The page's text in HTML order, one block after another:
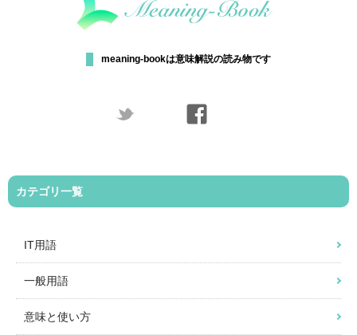
meaning-bookは意味解説の読み物です
カテゴリ一覧
IT用語
一般用語
意味と使い方